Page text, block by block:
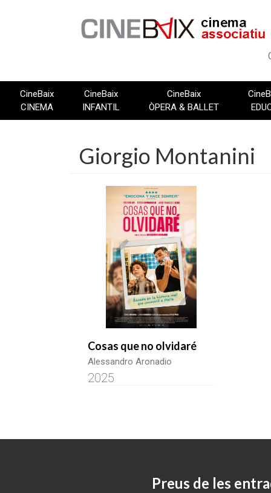
CineBaix
CINEMA
CineBaix
INFANTIL
CineBaix
ÒPERA & BALLET
Giorgio Montanini
Cosas que no olvidaré
Alessandro Aronadio
2025
Preus de les